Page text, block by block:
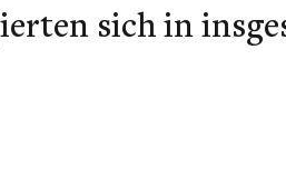
sich in